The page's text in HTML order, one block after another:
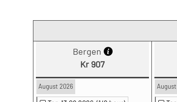
Bergen
Kr 907
August 2026